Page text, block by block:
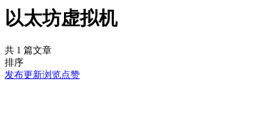
以太坊虚拟机
共 1 篇文章
排序
发布更新浏览点赞